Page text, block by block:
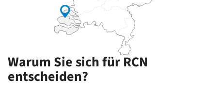
Warum Sie sich für RCN
entscheiden?